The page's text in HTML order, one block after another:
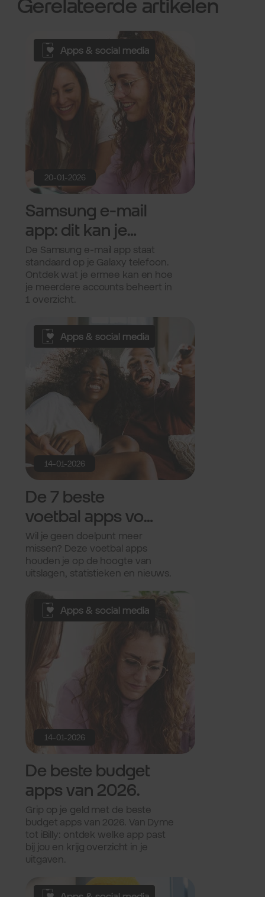
Gerelateerde artikelen
Apps & social media
20-01-2026
Samsung e-mail
app: dit kan je
ermee.
De Samsung e-mail app staat
standaard op je Galaxy telefoon.
Ontdek wat je ermee kan en hoe
je meerdere accounts beheert in
1 overzicht.
Apps & social media
14-01-2026
De 7 beste
voetbal apps voor
2026.
Wil je geen doelpunt meer
missen? Deze voetbal apps
houden je op de hoogte van
uitslagen, statistieken en nieuws.
Apps & social media
14-01-2026
De beste budget
apps van 2026.
Grip op je geld met de beste
budget apps van 2026. Van Dyme
tot iBilly: ontdek welke app past
bij jou en krijg overzicht in je
uitgaven.